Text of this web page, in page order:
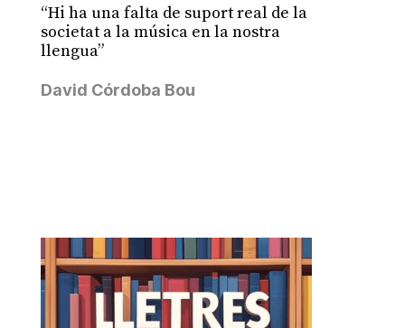
“Hi ha una falta de suport real de la
societat a la música en la nostra
llengua”
David Córdoba Bou